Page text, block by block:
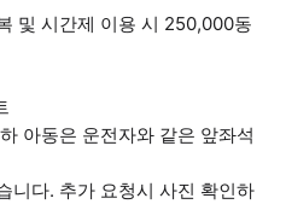
및 시간제 이용 시 250,000동
아동은 운전자와 같은 앞좌석
니다. 추가 요청시 사진 확인하